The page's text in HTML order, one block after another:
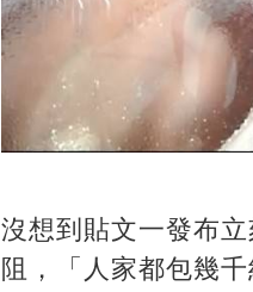
沒想到貼文一發布
阻，「人家都包幾